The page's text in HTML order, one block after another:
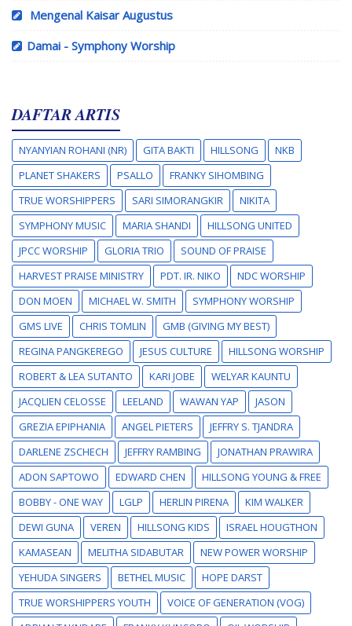
Mengenal Kaisar Augustus
Damai - Symphony Worship
DAFTAR ARTIS
NYANYIAN ROHANI (NR) GITA BAKTI HILLSONG
NKB
PLANET SHAKERS
PSALLO
FRANKY SIHOMBING
TRUE WORSHIPPERS
SARI SIMORANGKIR
NIKITA
SYMPHONY MUSIC
MARIA SHANDI
HILLSONG UNITED
JPCC WORSHIP
GLORIA TRIO
SOUND OF PRAISE
HARVEST PRAISE MINISTRY
PDT. IR. NIKO
NDC WORSHIP
DON MOEN
MICHAEL W. SMITH
SYMPHONY WORSHIP
GMS LIVE
CHRIS TOMLIN
GMB (GIVING MY BEST)
REGINA PANGKEREGO
JESUS CULTURE
HILLSONG WORSHIP
ROBERT & LEA SUTANTO
KARI JOBE
WELYAR KAUNTU
JACQLIEN CELOSSE
LEELAND WAWAN YAP
JASON
GREZIA EPIPHANIA
ANGEL PIETERS
JEFFRY S. TJANDRA
DARLENE ZSCHECH
JEFFRY RAMBING
JONATHAN PRAWIRA
ADON SAPTOWO
EDWARD CHEN
HILLSONG YOUNG & FREE
BOBBY - ONE WAY
LGLP HERLIN PIRENA
KIM WALKER
DEWI GUNA
VEREN HILLSONG KIDS
ISRAEL HOUGTHON
KAMASEAN
MELITHA SIDABUTAR
NEW POWER WORSHIP
YEHUDA SINGERS
BETHEL MUSIC
HOPE DARST
TRUE WORSHIPPERS YOUTH
VOICE OF GENERATION (VOG)